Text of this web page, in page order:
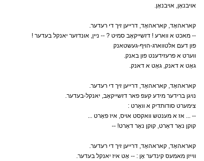
.אויבנאָן, אויבנאָן
.קאראהאָד, קאראהאָד, דרייען זיך די רעדער
! מאכט א ווארע ! דזשייקאָב סמיט ? -- ניין, אונדזער יאנקל בעדער --
פון דעם אלטווארג-הויף-געשטאנק
.ווערט א פרעזידענט פון באנק
.גאָט א דאנק, גאָט א דאנק
.קאראהאָד, קאראהאָד, דרייען זיך די רעדער
.נויגן ברידער מידע קעפ פאר דזשייקאָב, יאנקל-בעדער
: צימערט סודותדיק א וואָרט
... אז א מענטש וואקסט אויס, איז פאָרט ... --
-- !קוקן נאָר דאָרט, קוקן נאָר דאָרט
.קאראהאָד, קאראהאָד, דרייען זיך די רעדער
.ווייזן מאמעס קינדער אָן : -- אָט איז יאנקל בעדער